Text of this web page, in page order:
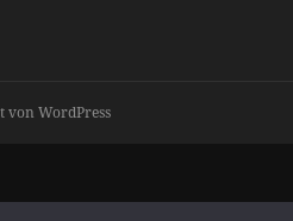
von WordPress